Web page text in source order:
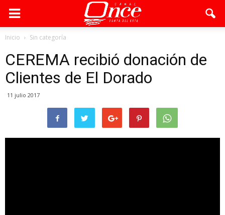
Inicio Sin categoría
CEREMA recibió donación de
Clientes de El Dorado
11 julio 2017